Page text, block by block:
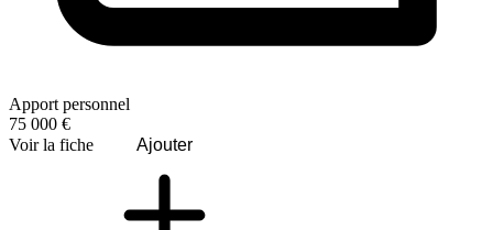
Apport personnel
75 000 €
Voir la fiche
Ajouter